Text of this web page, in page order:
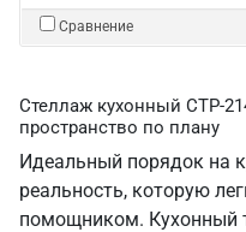
Сравнение
Стеллаж кухонный СТР-
пространство по плану
Идеальный порядок на
реальность, которую
помощником. Кухонный